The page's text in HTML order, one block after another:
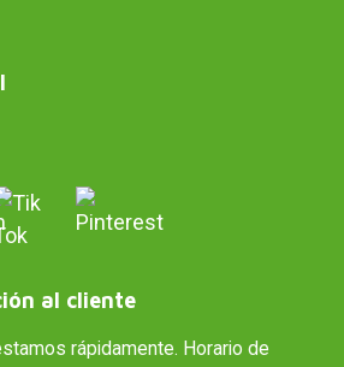
al cliente
rápidamente. Horario de